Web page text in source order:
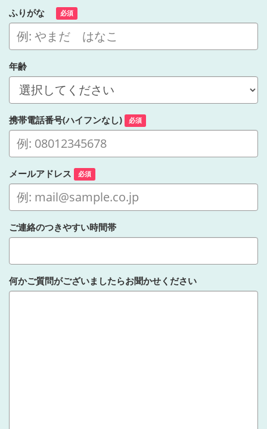
ふりがな 必須
年齢
携帯電話番号(ハイフンなし) 必須
メールアドレス 必須
ご連絡のつきやすい時間帯
何かご質問がございましたらお聞かせください